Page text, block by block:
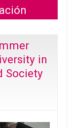
in
Society